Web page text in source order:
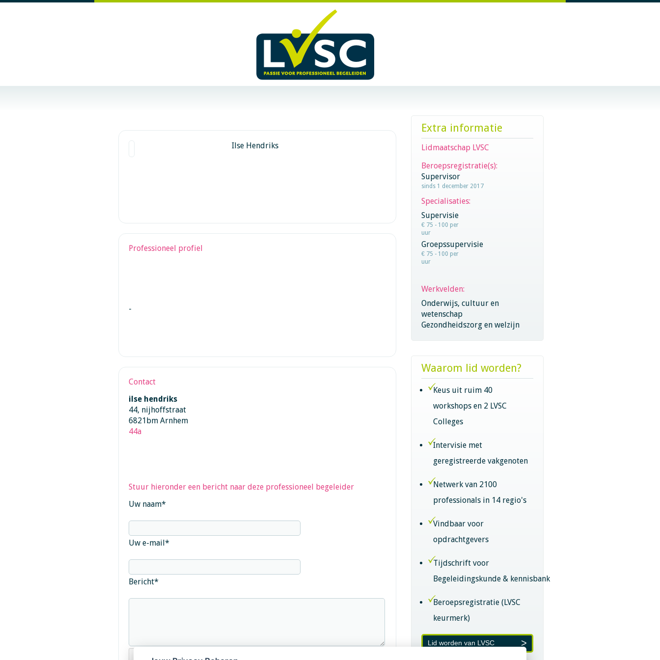
Ilse Hendriks
Professioneel profiel
-
Contact
ilse hendriks
44, nijhoffstraat
6821bm Arnhem
44a
Stuur hieronder een bericht naar deze professioneel begeleider
Uw naam*
Uw e-mail*
Bericht*
Extra informatie
Lidmaatschap LVSC
Beroepsregistratie(s):
Supervisor
sinds 1 december 2017
Specialisaties:
Supervisie
€ 75 - 100 per
uur
Groepssupervisie
€ 75 - 100 per
uur
Werkvelden:
Onderwijs, cultuur en
wetenschap
Gezondheidszorg en welzijn
Waarom lid worden?
Keus uit ruim 40
workshops en 2 LVSC
Colleges
Intervisie met
geregistreerde vakgenoten
Netwerk van 2100
professionals in 14 regio's
Vindbaar voor
opdrachtgevers
Tijdschrift voor
Begeleidingskunde & kennisbank
Beroepsregistratie (LVSC
keurmerk)
Lid worden van LVSC